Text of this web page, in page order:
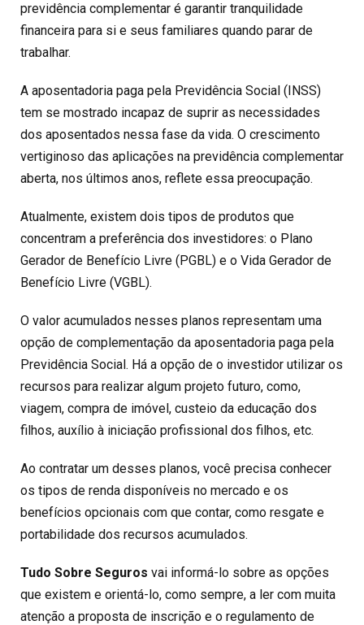
previdência complementar é garantir tranquilidade
financeira para si e seus familiares quando parar de
trabalhar.
A aposentadoria paga pela Previdência Social (INSS)
tem se mostrado incapaz de suprir as necessidades
dos aposentados nessa fase da vida. O crescimento
vertiginoso das aplicações na previdência complementar
aberta, nos últimos anos, reflete essa preocupação.
Atualmente, existem dois tipos de produtos que
concentram a preferência dos investidores: o Plano
Gerador de Benefício Livre (PGBL) e o Vida Gerador de
Benefício Livre (VGBL).
O valor acumulados nesses planos representam uma
opção de complementação da aposentadoria paga pela
Previdência Social. Há a opção de o investidor utilizar os
recursos para realizar algum projeto futuro, como,
viagem, compra de imóvel, custeio da educação dos
filhos, auxílio à iniciação profissional dos filhos, etc.
Ao contratar um desses planos, você precisa conhecer
os tipos de renda disponíveis no mercado e os
benefícios opcionais com que contar, como resgate e
portabilidade dos recursos acumulados.
Tudo Sobre Seguros vai informá-lo sobre as opções
que existem e orientá-lo, como sempre, a ler com muita
atenção a proposta de inscrição e o regulamento de